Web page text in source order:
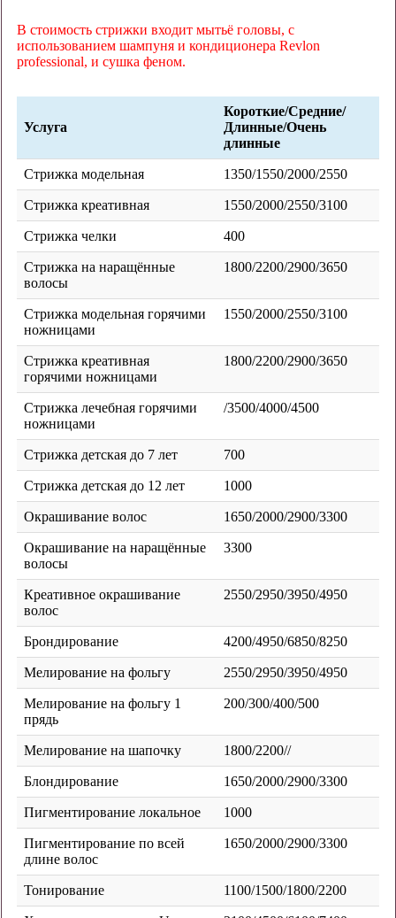
В стоимость стрижки входит мытьё головы, с
использованием шампуня и кондиционера Revlon
professional, и сушка феном.
Услуга
Короткие/Средние/
Длинные/Очень
длинные
Стрижка модельная 1350/1550/2000/2550
Стрижка креативная 1550/2000/2550/3100
Стрижка челки 400
Стрижка на наращённые
волосы
1800/2200/2900/3650
Стрижка модельная горячими
ножницами
1550/2000/2550/3100
Стрижка креативная
горячими ножницами
1800/2200/2900/3650
Стрижка лечебная горячими
ножницами
/3500/4000/4500
Стрижка детская до 7 лет 700
Стрижка детская до 12 лет 1000
Окрашивание волос 1650/2000/2900/3300
Окрашивание на наращённые
волосы
3300
Креативное окрашивание
волос
2550/2950/3950/4950
Брондирование 4200/4950/6850/8250
Мелирование на фольгу 2550/2950/3950/4950
Мелирование на фольгу 1
прядь
200/300/400/500
Мелирование на шапочку 1800/2200//
Блондирование 1650/2000/2900/3300
Пигментирование локальное 1000
Пигментирование по всей
длине волос
1650/2000/2900/3300
Тонирование 1100/1500/1800/2200